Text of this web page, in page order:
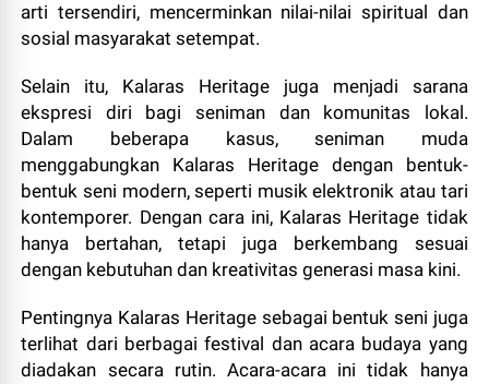
arti tersendiri, mencerminkan nilai-nilai spiritual dan
sosial masyarakat setempat.
Selain itu, Kalaras Heritage juga menjadi sarana
ekspresi diri bagi seniman dan komunitas lokal.
Dalam beberapa kasus, seniman muda
menggabungkan Kalaras Heritage dengan bentuk-
bentuk seni modern, seperti musik elektronik atau tari
kontemporer. Dengan cara ini, Kalaras Heritage tidak
hanya bertahan, tetapi juga berkembang sesuai
dengan kebutuhan dan kreativitas generasi masa kini.
Pentingnya Kalaras Heritage sebagai bentuk seni juga
terlihat dari berbagai festival dan acara budaya yang
diadakan secara rutin. Acara-acara ini tidak hanya